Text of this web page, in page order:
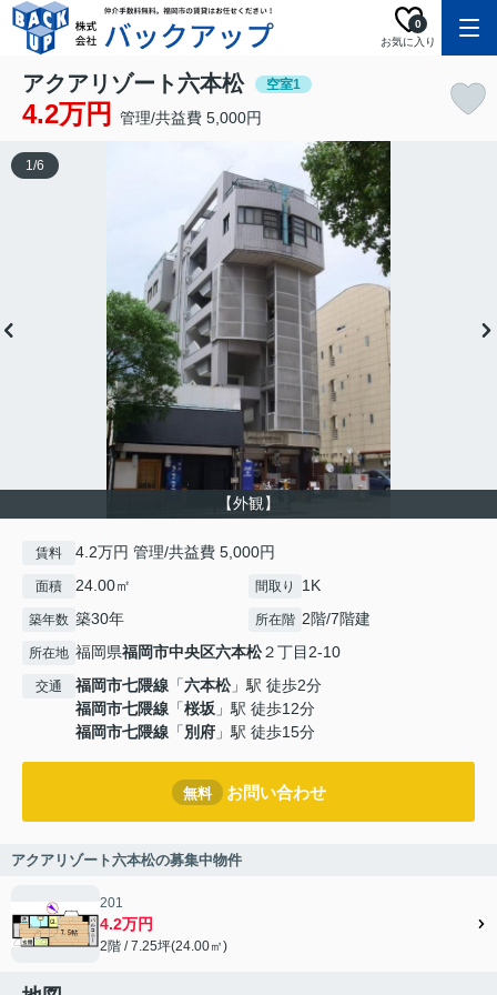
お気に入り
0
アクアリゾート六本松 空室1
4.2万円 管理/共益費 5,000円
【外観】
1/6
賃料 4.2万円 管理/共益費 5,000円
面積 24.00㎡ 間取り 1K
築年数 築30年 所在階 2階/7階建
所在地 福岡県福岡市中央区六本松２丁目2-10
交通 福岡市七隈線 「六本松」駅 徒歩2分
福岡市七隈線 「桜坂 」駅 徒歩12分
福岡市七隈線 「別府 」駅 徒歩15分
無料 お問い合わせ
アクアリゾート六本松の募集中物件
201
4.2万円
2階 / 7.25坪(24.00㎡)